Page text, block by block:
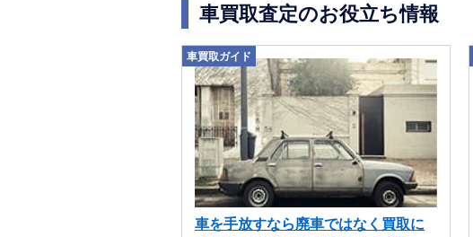
車買取査定のお役立ち情報
車買取ガイド
車を手放すなら廃車ではなく買取に